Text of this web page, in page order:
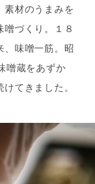
材のうまみを
づくり。１８
、味噌一筋。昭
噌蔵をあずか
てきました。